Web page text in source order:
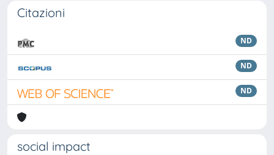
Citazioni
ND
ND
ND
social impact